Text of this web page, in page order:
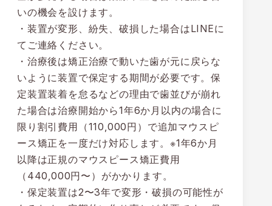
いの機会を設けます。
・装置が変形、紛失、破損した場合はLINEに
てご連絡ください。
・治療後は矯正治療で動いた歯が元に戻らな
いように装置で保定する期間が必要です。保
定装置装着を怠るなどの理由で歯並びが崩れ
た場合は治療開始から1年6か月以内の場合に
限り割引費用（110,000円）で追加マウスピ
ース矯正を一度だけ対応します。※1年6か月
以降は正規のマウスピース矯正費用
（440,000円〜）がかかります。
・保定装置は2〜3年で変形・破損の可能性が